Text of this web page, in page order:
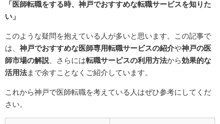
「医師転職をする時、神戸でおすすめな転職サービスを知りた
い」
このような疑問を抱えている人が多いと思います。この記事で
は、 神戸でおすすめな医師専用転職サービスの紹介や神戸の医
師市場の解説 、さらには転職サービスの利用方法から効果的な
活用法まで余すことなくご紹介しています。
これから神戸で医師転職を考えている人はぜひ参考にしてくだ
さい。